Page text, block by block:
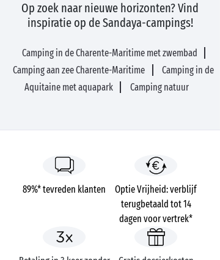
Op zoek naar nieuwe horizonten? Vind
inspiratie op de Sandaya-campings!
Camping in de Charente-Maritime met zwembad
Camping aan zee Charente-Maritime
Camping in de
Aquitaine met aquapark
Camping natuur
89%* tevreden klanten
Optie Vrijheid: verblijf
terugbetaald tot 14
dagen voor vertrek*